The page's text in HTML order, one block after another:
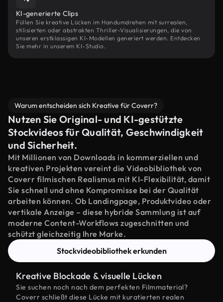
KI-generierte Clips
Füllen Sie kreative Lücken im Handumdrehen mit surrealen,
stilisierten oder abstrakten Thriller-Visualisierungen, die von
unseren erstklassigen KI-Modellen generiert werden. Entdecken
Sie mehr in unserem KI-Studio.
Warum entscheiden sich Kreative für Coverr?
Nutzen Sie Original- und KI-gestützte
Stockvideos für Qualität, Geschwindigkeit
und Sicherheit.
Mit Millionen von Downloads in kommerziellen und
kreativen Projekten vereint die Videobibliothek von
Coverr filmischen Realismus mit KI-Flexibilität, damit
Sie schnell und ohne Kompromisse bei der Qualität
arbeiten können. Ob Landingpage, Produktvideo oder
vertikale Anzeige – diese hybride Sammlung ist auf
moderne Content-Workflows zugeschnitten und
schützt gleichzeitig Ihre Marke.
Stockvideobibliothek erkunden
Kreative Blockade & visuelle Lücken
Sie suchen noch nach dem perfekten Filmmaterial?
Coverr schließt diese Lücke mit kuratierten realen